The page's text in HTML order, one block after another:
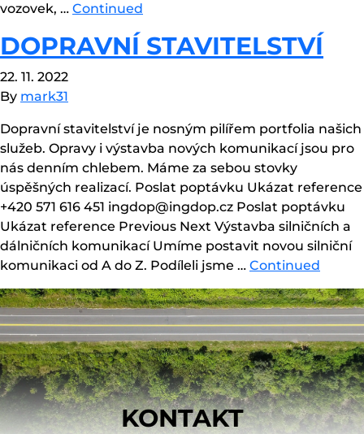
vozovek, … Continued
DOPRAVNÍ STAVITELSTVÍ
22. 11. 2022
By mark31
Dopravní stavitelství je nosným pilířem portfolia našich
služeb. Opravy i výstavba nových komunikací jsou pro
nás denním chlebem. Máme za sebou stovky
úspěšných realizací. Poslat poptávku Ukázat reference
+420 571 616 451 ingdop@ingdop.cz Poslat poptávku
Ukázat reference Previous Next Výstavba silničních a
dálničních komunikací Umíme postavit novou silniční
komunikaci od A do Z. Podíleli jsme … Continued
KONTAKT